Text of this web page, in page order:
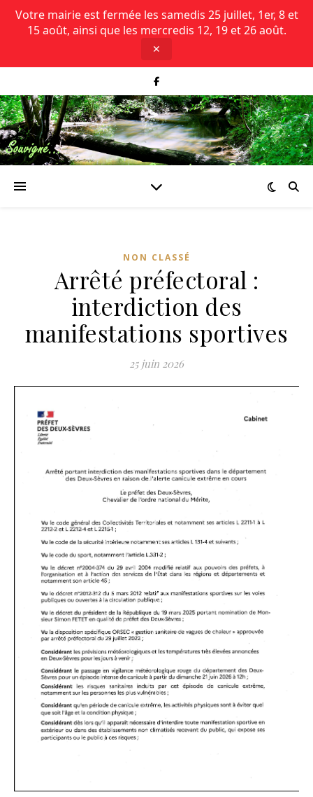
Votre mairie est fermée les samedis 25 juillet, 1er, 8 et
15 août, ainsi que les mercredis 12, 19 et 26 août.
✕
NON CLASSÉ
Arrêté préfectoral :
interdiction des
manifestations sportives
25 juin 2026